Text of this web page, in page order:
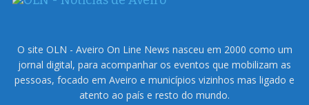
O site OLN - Aveiro On Line News nasceu em 2000 como um
jornal digital, para acompanhar os eventos que mobilizam as
pessoas, focado em Aveiro e municípios vizinhos mas ligado e
atento ao país e resto do mundo.